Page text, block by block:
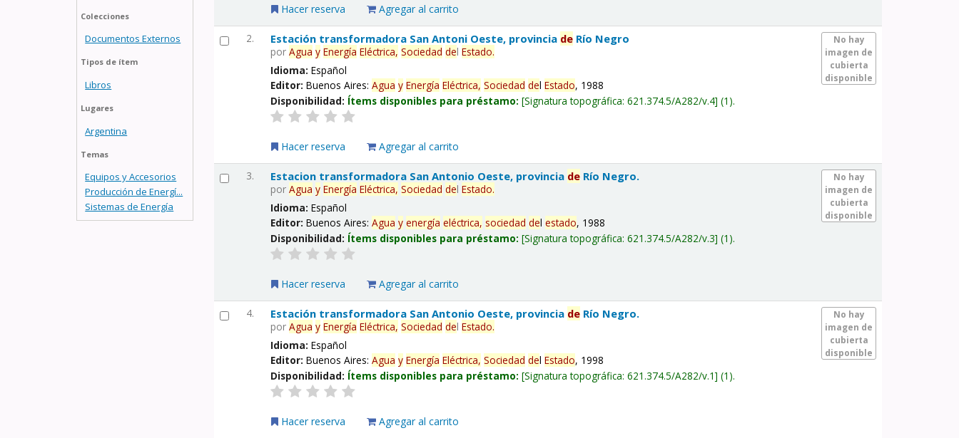
Colecciones
Documentos Externos
Tipos de ítem
Libros
Lugares
Argentina
Temas
Equipos y Accesorios
Producción de Energí...
Sistemas de Energía
Hacer reserva Agregar al carrito
2.
No hay
imagen de
cubierta
disponible
Estación transformadora San Antoni Oeste, provincia de Río Negro
porAgua y Energía Eléctrica, Sociedad delEstado.
Idioma:Español
Editor:Buenos Aires:Agua y Energía Eléctrica, Sociedad delEstado, 1988
Disponibilidad: Ítems disponibles para préstamo: Signatura topográfica:621.374.5/A282/v.4 (1).
Hacer reserva Agregar al carrito
3.
No hay
imagen de
cubierta
disponible
Estacion transformadora San Antonio Oeste, provincia de Río Negro.
porAgua y Energía Eléctrica, Sociedad delEstado.
Idioma:Español
Editor:Buenos Aires:Agua y energía eléctrica, sociedad delestado, 1988
Disponibilidad: Ítems disponibles para préstamo: Signatura topográfica:621.374.5/A282/v.3 (1).
Hacer reserva Agregar al carrito
4.
No hay
imagen de
cubierta
disponible
Estación transformadora San Antonio Oeste, provincia de Río Negro.
porAgua y Energía Eléctrica, Sociedad delEstado.
Idioma:Español
Editor:Buenos Aires:Agua y Energía Eléctrica, Sociedad delEstado, 1998
Disponibilidad: Ítems disponibles para préstamo: Signatura topográfica:621.374.5/A282/v.1 (1).
Hacer reserva Agregar al carrito